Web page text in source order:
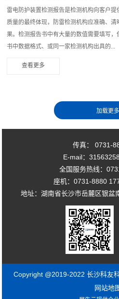
雷电防护装置检测报告是检测机构向客户
质量的最终体现，防雷检测机构应准确、
果。检测报告书中有大量的数值需要填写
书中数据格式、或同一家检测机构出具的...
查看更多
传真： 0731-
E-mail：
全国服务热线：
座机：0731-8880
地址：湖南省长沙市岳麓区银盆
Copyright @2019-2022 长沙科友
网站地